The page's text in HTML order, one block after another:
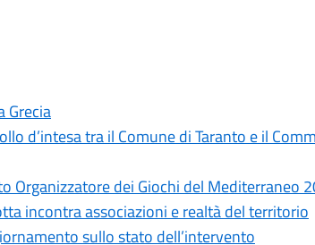
Grecia
d’intesa tra il Comune di Taranto e il
Organizzatore dei Giochi del Mediterraneo
incontra associazioni e realtà del territorio
sullo stato dell’intervento